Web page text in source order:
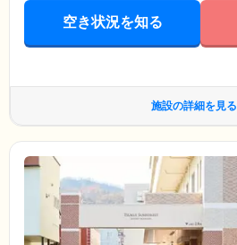
空き状況を知る
施設の詳細を見る